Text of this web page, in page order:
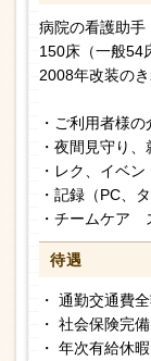
病院の看護助手
150床（一般54
2008年改装のき
・ご利用者様
・夜間見守り
・レク、イベ
・記録（PC、
・チームケア
待遇
・ 通勤交通費
・ 社会保険完備
・ 年次有給休暇